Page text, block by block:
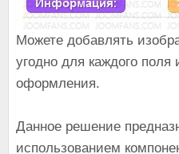
Можете добавлять
угодно для каждого поля
оформления.
Данное решение
использованием